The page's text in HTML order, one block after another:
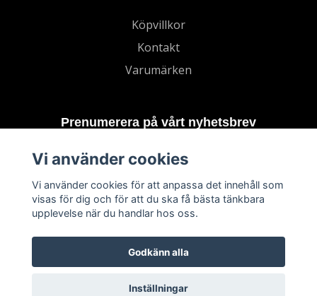
Köpvillkor
Kontakt
Varumärken
Prenumerera på vårt nyhetsbrev
Vi använder cookies
Vi använder cookies för att anpassa det innehåll som
visas för dig och för att du ska få bästa tänkbara
upplevelse när du handlar hos oss.
Godkänn alla
Inställningar